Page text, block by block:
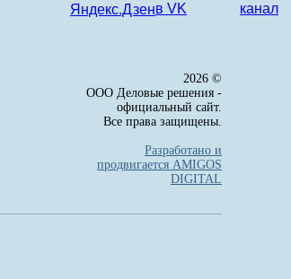
2026 ©
ООО Деловые решения -
официальный сайт.
Все права защищены.
Разработано и
продвигается AMIGOS
DIGITAL